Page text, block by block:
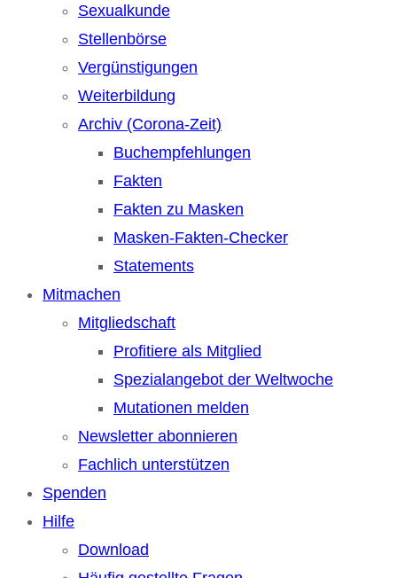
Sexualkunde
Stellenbörse
Vergünstigungen
Weiterbildung
Archiv (Corona-Zeit)
Buchempfehlungen
Fakten
Fakten zu Masken
Masken-Fakten-Checker
Statements
Mitmachen
Mitgliedschaft
Profitiere als Mitglied
Spezialangebot der Weltwoche
Mutationen melden
Newsletter abonnieren
Fachlich unterstützen
Spenden
Hilfe
Download